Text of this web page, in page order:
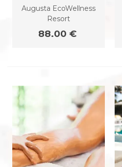
Augusta EcoWellness
Resort
88.00 €